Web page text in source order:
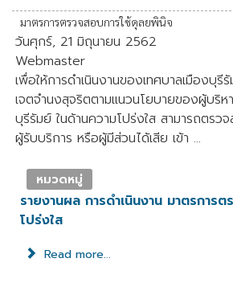
มาตรการตรวจสอบการใช้ดุลยพินิจ
วันศุกร์, 21 มิถุนายน 2562
Webmaster
เพื่อให้การดำเนินงานของเทศบาลเมืองบุรี
เจตจำนงสุจริตตามแนวนโยบายของผู้บริห
บุรีรัมย์ ในด้านความโปร่งใส สามารถตรว
ผู้รับบริการ หรือผู้มีส่วนได้เสีย เข้า ...
หมวดหมู่
รายงานผล การดำเนินงาน มาตรการ
โปร่งใส
Read more...